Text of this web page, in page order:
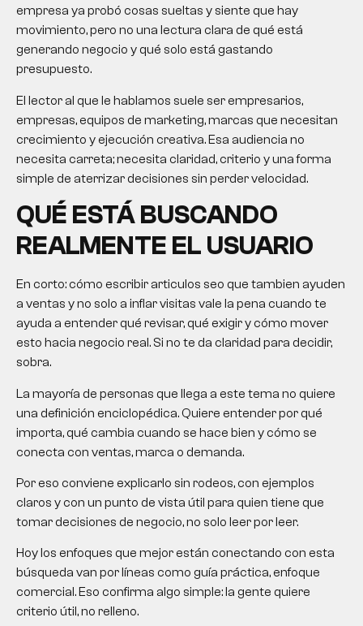
empresa ya probó cosas sueltas y siente que hay
movimiento, pero no una lectura clara de qué está
generando negocio y qué solo está gastando
presupuesto.
El lector al que le hablamos suele ser empresarios,
empresas, equipos de marketing, marcas que necesitan
crecimiento y ejecución creativa. Esa audiencia no
necesita carreta; necesita claridad, criterio y una forma
simple de aterrizar decisiones sin perder velocidad.
QUÉ ESTÁ BUSCANDO
REALMENTE EL USUARIO
En corto: cómo escribir articulos seo que tambien ayuden
a ventas y no solo a inflar visitas vale la pena cuando te
ayuda a entender qué revisar, qué exigir y cómo mover
esto hacia negocio real. Si no te da claridad para decidir,
sobra.
La mayoría de personas que llega a este tema no quiere
una definición enciclopédica. Quiere entender por qué
importa, qué cambia cuando se hace bien y cómo se
conecta con ventas, marca o demanda.
Por eso conviene explicarlo sin rodeos, con ejemplos
claros y con un punto de vista útil para quien tiene que
tomar decisiones de negocio, no solo leer por leer.
Hoy los enfoques que mejor están conectando con esta
búsqueda van por líneas como guía práctica, enfoque
comercial. Eso confirma algo simple: la gente quiere
criterio útil, no relleno.